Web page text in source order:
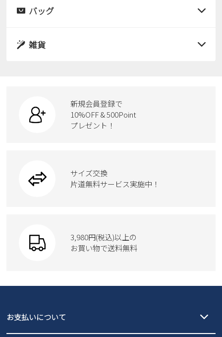
スニーカー
カジュアルシューズ
ワークシューズ
ウェア
moz
サンダル
ローファー
ブーツ
Parade
GAP
サンダル
スクール
new balance
瞬足
バッグ
ボディバッグ
ハンドバッグ
トートバッグ
雑貨
ケア用品
新規会員登録で
10%OFF & 500Point
プレゼント！
サイズ交換
片道無料サービス実施中！
3,980円(税込)以上の
お買い物で送料無料
お支払いについて